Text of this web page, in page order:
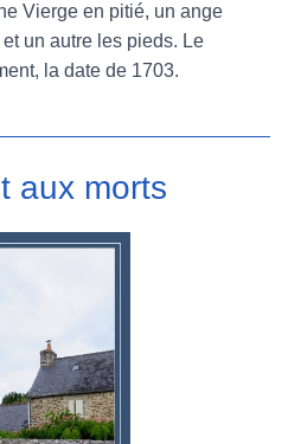
Vierge en pitié, un ange
un autre les pieds. Le
la date de 1703.
aux morts